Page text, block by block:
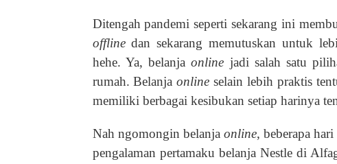
Ditengah pandemi seperti sekarang ini
offlinedan sekarang memutuskan untuk
hehe. Ya, belanjaonline jadi salah satu
rumah. Belanjaonlineselain lebih praktis
memiliki berbagai kesibukan setiap harinya
Nah ngomongin belanja online, beberapa
pengalaman pertamaku belanja Nestle di